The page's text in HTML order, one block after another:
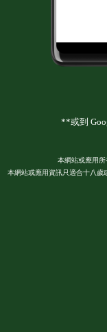
**或到
本網站或應用所
本網站或應用資訊只適合十八歲